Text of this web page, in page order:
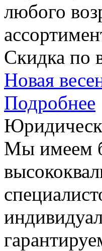
любого
Скидка по
Новая
Подробнее
Мы имеем